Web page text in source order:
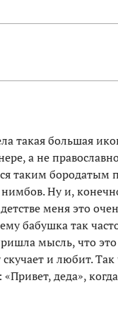
такая большая
а не
таким бородатым
нимбов. Ну и,
меня это
бабушка так
мысль, что
и любит.
деда», когда